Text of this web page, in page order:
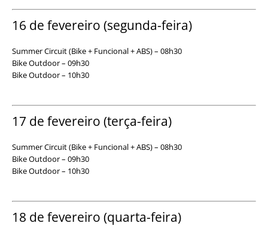
16 de fevereiro (segunda-feira)
Summer Circuit (Bike + Funcional + ABS) – 08h30
Bike Outdoor – 09h30
Bike Outdoor – 10h30
17 de fevereiro (terça-feira)
Summer Circuit (Bike + Funcional + ABS) – 08h30
Bike Outdoor – 09h30
Bike Outdoor – 10h30
18 de fevereiro (quarta-feira)